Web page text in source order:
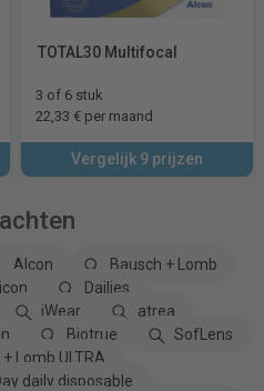
TOTAL30 Multifocal
3 of 6 stuk
22,33 € per maand
Vergelijk 9 prijzen
Alcon
Bausch + Lomb
Dailies
iWear
atrea
Biotrue
SofLens
Lomb ULTRA
daily disposable